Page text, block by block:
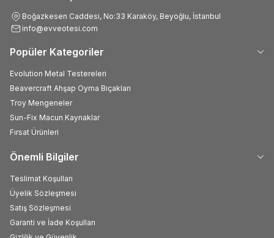
Boğazkesen Caddesi, No:33 Karaköy, Beyoğlu, İstanbul
info@evveotesi.com
Popüler Kategoriler
Evolution Metal Testereleri
Beavercraft Ahşap Oyma Bıçakları
Troy Mengeneler
Sun-Fix Macun Kaynaklar
Fırsat Ürünleri
Önemli Bilgiler
Teslimat Koşulları
Üyelik Sözleşmesi
Satış Sözleşmesi
Garanti ve İade Koşulları